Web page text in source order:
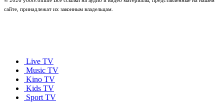
сайте, принадлежат их законным владельцам.
Live TV
Music TV
Kino TV
Kids TV
Sport TV